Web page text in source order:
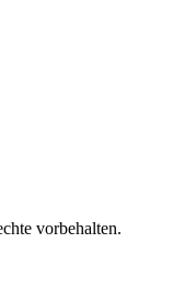
vorbehalten.